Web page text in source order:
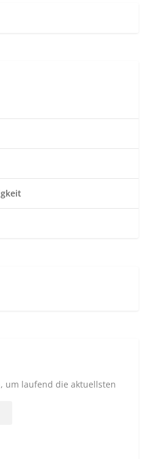
um laufend die aktuellsten